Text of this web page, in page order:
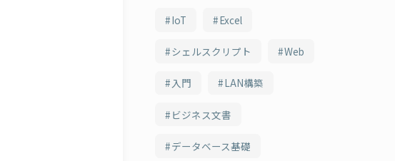
IoT Excel
シェルスクリプト Web
入門 LAN構築
ビジネス文書
データベース基礎